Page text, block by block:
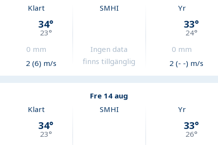
Klart
34°
23°
0 mm
2 (6) m/s
SMHI
Ingen data
finns tillgänglig
Yr
33°
24°
0 mm
2 (- -) m/s
Fre 14 aug
Klart
34°
23°
SMHI Yr
33°
26°